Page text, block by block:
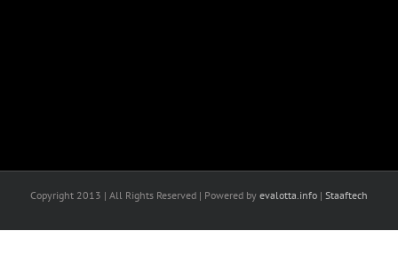
Copyright 2013 | All Rights Reserved | Powered by evalotta.info | Staaftech